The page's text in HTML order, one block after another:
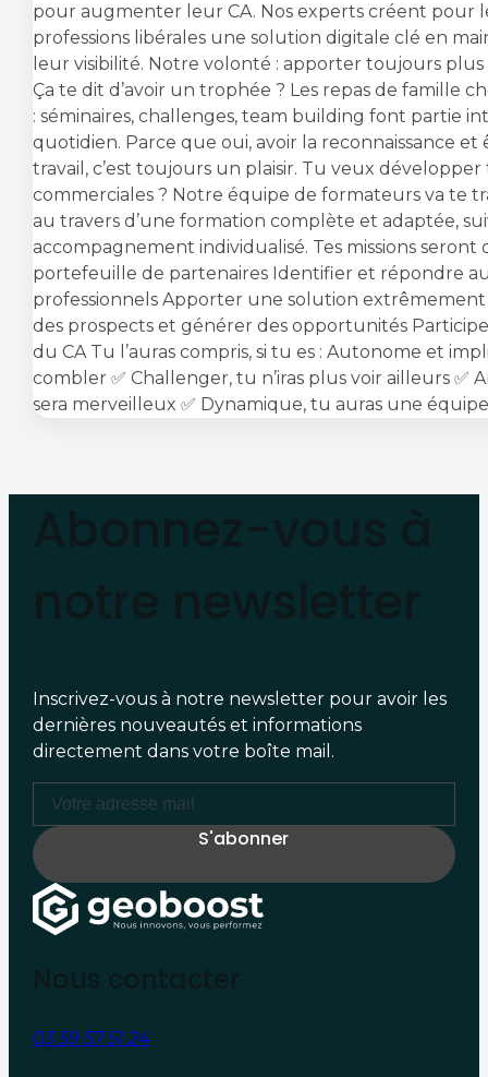
pour augmenter leur CA. Nos experts créent pour
professions libérales une solution digitale clé en
leur visibilité. Notre volonté : apporter toujours plus
Ça te dit d’avoir un trophée ? Les repas de famille
: séminaires, challenges, team building font partie
quotidien. Parce que oui, avoir la reconnaissance et
travail, c’est toujours un plaisir. Tu veux
commerciales ? Notre équipe de formateurs va te
au travers d’une formation complète et adaptée,
accompagnement individualisé. Tes missions seront
portefeuille de partenaires Identifier et répondre
professionnels Apporter une solution
des prospects et générer des opportunités
du CA Tu l’auras compris, si tu es : Autonome et
combler ✅ Challenger, tu n’iras plus voir ailleurs ✅
sera merveilleux ✅ Dynamique, tu auras une
Inscrivez-vous à notre newsletter pour avoir les
dernières nouveautés et informations
directement dans votre boîte mail.
03 59 57 51 24